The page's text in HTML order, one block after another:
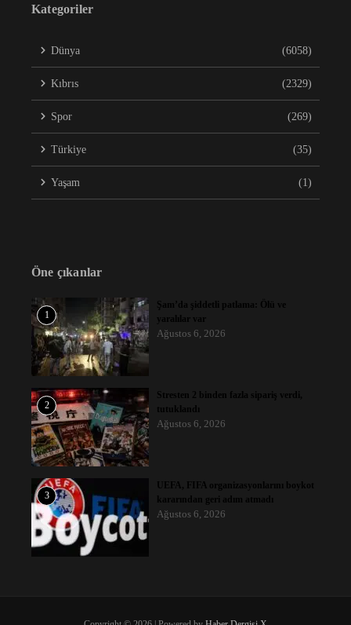
Kategoriler
Dünya (6058)
Kıbrıs (2329)
Spor (269)
Türkiye (35)
Yaşam (1)
Öne çıkanlar
1
Şam’da şiddetli patlama: Ölü ve
yaralılar var
Ağustos 6, 2026
2
Stresten 2 binden fazla sipariş verdi,
tutuklandı
Ağustos 6, 2026
3
UEFA, FIFA organizasyonlarını boykot
kararından geri adım atmadı
Ağustos 6, 2026